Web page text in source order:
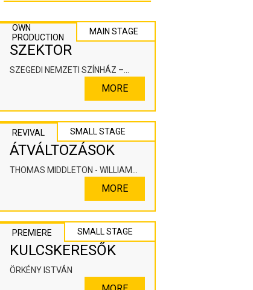
OWN
PRODUCTION
MAIN STAGE
SZEKTOR
SZEGEDI NEMZETI SZÍNHÁZ –
KOOPERÁLÓ SZÍNHÁZPEDAGÓGIAI
MORE
REVIVAL SMALL STAGE
ÁTVÁLTOZÁSOK
THOMAS MIDDLETON - WILLIAM
MORE
PREMIERE SMALL STAGE
KULCSKERESŐK
ÖRKÉNY ISTVÁN